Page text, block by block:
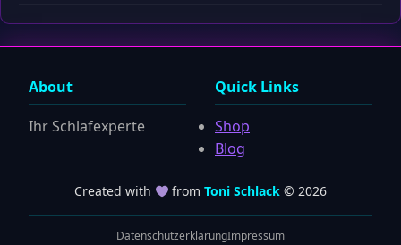
About
Ihr Schlafexperte
Quick Links
Shop
Blog
Created with fromToni Schlack © 2026
DatenschutzerklärungImpressum